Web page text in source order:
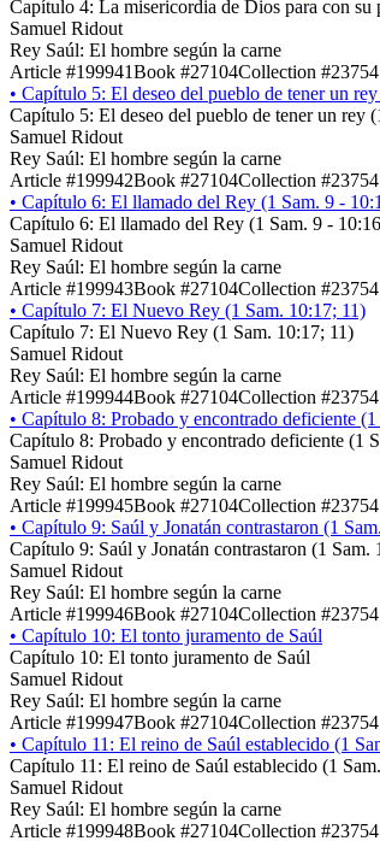
Capítulo 4: La misericordia de Dios para con su
Samuel Ridout
Rey Saúl: El hombre según la carne
Article #199941Book #27104Collection #23754
• Capítulo 5: El deseo del pueblo de tener un
Capítulo 5: El deseo del pueblo de tener un rey
Samuel Ridout
Rey Saúl: El hombre según la carne
Article #199942Book #27104Collection #23754
• Capítulo 6: El llamado del Rey (1 Sam. 9 -
Capítulo 6: El llamado del Rey (1 Sam. 9 -
Samuel Ridout
Rey Saúl: El hombre según la carne
Article #199943Book #27104Collection #23754
• Capítulo 7: El Nuevo Rey (1 Sam. 10:17; 11)
Capítulo 7: El Nuevo Rey (1 Sam. 10:17; 11)
Samuel Ridout
Rey Saúl: El hombre según la carne
Article #199944Book #27104Collection #23754
• Capítulo 8: Probado y encontrado deficiente
Capítulo 8: Probado y encontrado deficiente (1
Samuel Ridout
Rey Saúl: El hombre según la carne
Article #199945Book #27104Collection #23754
• Capítulo 9: Saúl y Jonatán contrastaron (1
Capítulo 9: Saúl y Jonatán contrastaron (1 Sam.
Samuel Ridout
Rey Saúl: El hombre según la carne
Article #199946Book #27104Collection #23754
• Capítulo 10: El tonto juramento de Saúl
Capítulo 10: El tonto juramento de Saúl
Samuel Ridout
Rey Saúl: El hombre según la carne
Article #199947Book #27104Collection #23754
• Capítulo 11: El reino de Saúl establecido (1
Capítulo 11: El reino de Saúl establecido (1
Samuel Ridout
Rey Saúl: El hombre según la carne
Article #199948Book #27104Collection #23754